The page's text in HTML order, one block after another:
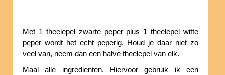
Met 1 theelepel zwarte peper plus 1 theelepel witte
peper wordt het echt peperig. Houd je daar niet zo
veel van, neem dan een halve theelepel van elk.
Maal alle ingredienten. Hiervoor gebruik ik een